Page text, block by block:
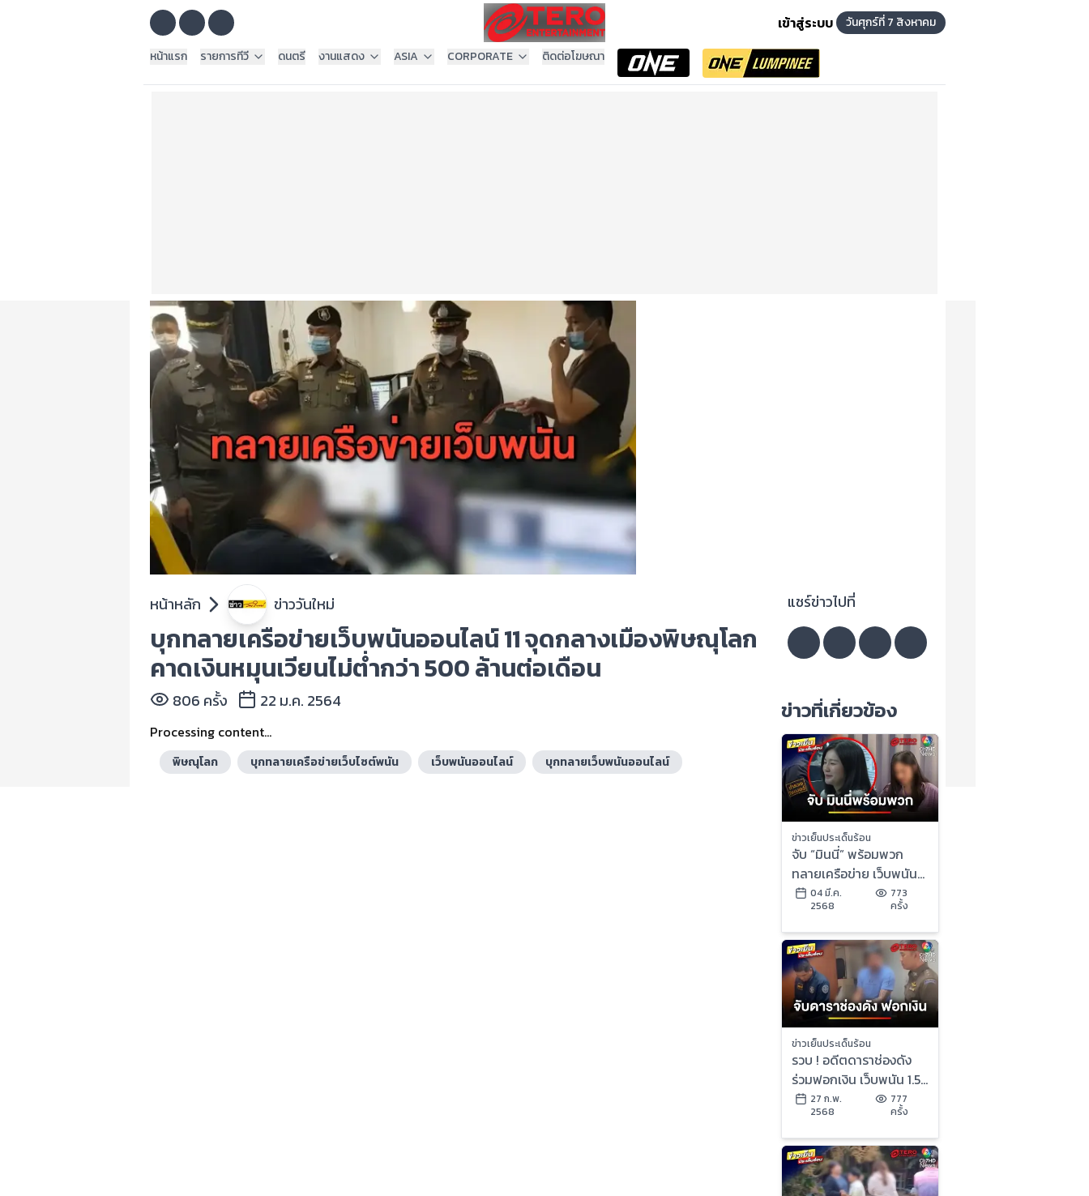
เข้าสู่ระบบ
วันศุกร์ที่ 7 สิงหาคม
หน้าแรก
รายการทีวี ดนตรี งานแสดง ASIA CORPORATE ติดต่อโฆษณา
หน้าหลัก ข่าววันใหม่
บุกทลายเครือข่ายเว็บพนันออนไลน์ 11 จุดกลางเมืองพิษณุโลก
คาดเงินหมุนเวียนไม่ต่ำกว่า 500 ล้านต่อเดือน
806 ครั้ง 22 ม.ค. 2564
Processing content...
พิษณุโลก บุกทลายเครือข่ายเว็บไซต์พนัน เว็บพนันออนไลน์ บุกทลายเว็บพนันออนไลน์
แชร์ข่าวไปที่
ข่าวที่เกี่ยวข้อง
ข่าวเย็นประเด็นร้อน
จับ “มินนี่” พร้อมพวก
ทลายเครือข่าย เว็บพนัน
ออนไลน์รอบ 2 | ข่าวเย็น
ประเด็นร้อน
04 มี.ค.
2568
773
ครั้ง
ข่าวเย็นประเด็นร้อน
รวบ ! อดีตดาราช่องดัง
ร่วมฟอกเงิน เว็บพนัน 1.5
พันล้านบาท | ข่าวเย็น
ประเด็นร้อน
27 ก.พ.
2568
777
ครั้ง